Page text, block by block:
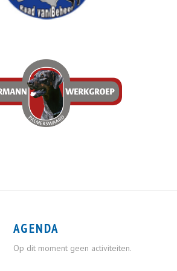
AGENDA
Op dit moment geen activiteiten.